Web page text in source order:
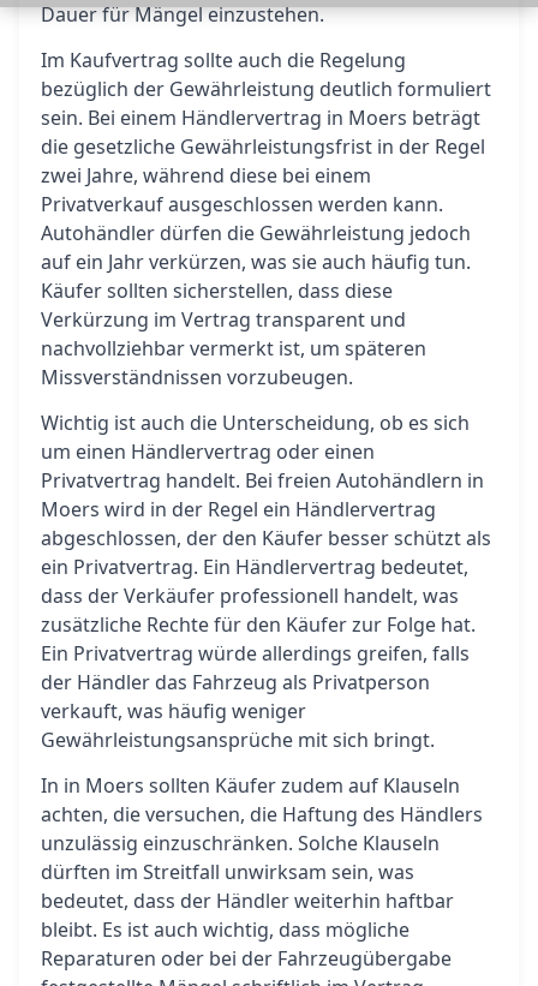
Dauer für Mängel einzustehen.
Im Kaufvertrag sollte auch die Regelung
bezüglich der Gewährleistung deutlich formuliert
sein. Bei einem Händlervertrag in Moers beträgt
die gesetzliche Gewährleistungsfrist in der Regel
zwei Jahre, während diese bei einem
Privatverkauf ausgeschlossen werden kann.
Autohändler dürfen die Gewährleistung jedoch
auf ein Jahr verkürzen, was sie auch häufig tun.
Käufer sollten sicherstellen, dass diese
Verkürzung im Vertrag transparent und
nachvollziehbar vermerkt ist, um späteren
Missverständnissen vorzubeugen.
Wichtig ist auch die Unterscheidung, ob es sich
um einen Händlervertrag oder einen
Privatvertrag handelt. Bei freien Autohändlern in
Moers wird in der Regel ein Händlervertrag
abgeschlossen, der den Käufer besser schützt als
ein Privatvertrag. Ein Händlervertrag bedeutet,
dass der Verkäufer professionell handelt, was
zusätzliche Rechte für den Käufer zur Folge hat.
Ein Privatvertrag würde allerdings greifen, falls
der Händler das Fahrzeug als Privatperson
verkauft, was häufig weniger
Gewährleistungsansprüche mit sich bringt.
In in Moers sollten Käufer zudem auf Klauseln
achten, die versuchen, die Haftung des Händlers
unzulässig einzuschränken. Solche Klauseln
dürften im Streitfall unwirksam sein, was
bedeutet, dass der Händler weiterhin haftbar
bleibt. Es ist auch wichtig, dass mögliche
Reparaturen oder bei der Fahrzeugübergabe